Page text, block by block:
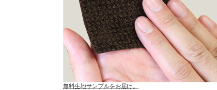
無料生地サンプルをお届け。